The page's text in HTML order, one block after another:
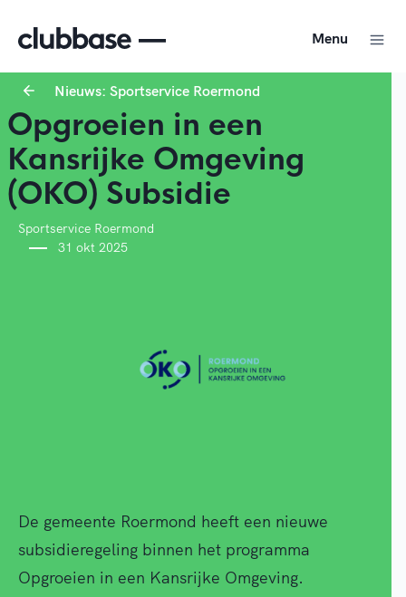
Menu
Nieuws: Sportservice Roermond
Opgroeien in een
Kansrijke Omgeving
(OKO) Subsidie
Sportservice Roermond
31 okt 2025
De gemeente Roermond heeft een nieuwe
subsidieregeling binnen het programma
Opgroeien in een Kansrijke Omgeving.